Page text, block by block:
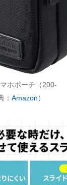
ホポーチ（200-
： Amazon）